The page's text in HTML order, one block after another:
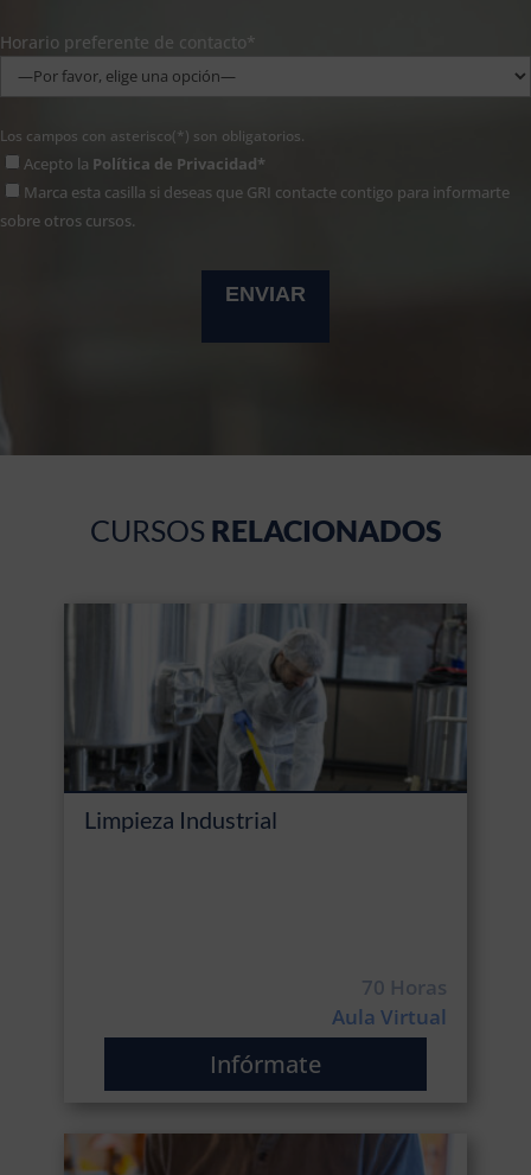
Horario preferente de contacto*
Los campos con asterisco(*) son obligatorios.
Acepto la Política de Privacidad*
Marca esta casilla si deseas que GRI contacte contigo para informarte
sobre otros cursos.
CURSOS RELACIONADOS
Limpieza Industrial
70 Horas
Aula Virtual
Infórmate